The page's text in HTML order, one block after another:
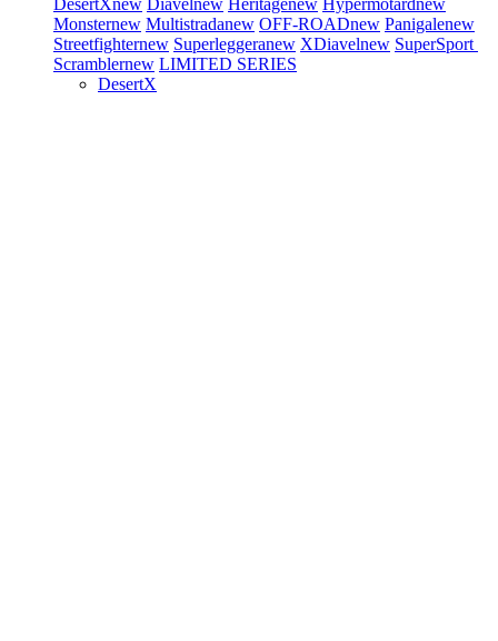
DesertXnew Diavelnew Heritagenew Hypermotardnew
Monsternew Multistradanew OFF-ROADnew Panigalenew
Streetfighternew Superleggeranew XDiavelnew SuperSport
Scramblernew LIMITED SERIES
DesertX